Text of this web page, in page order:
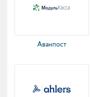
Аванпост